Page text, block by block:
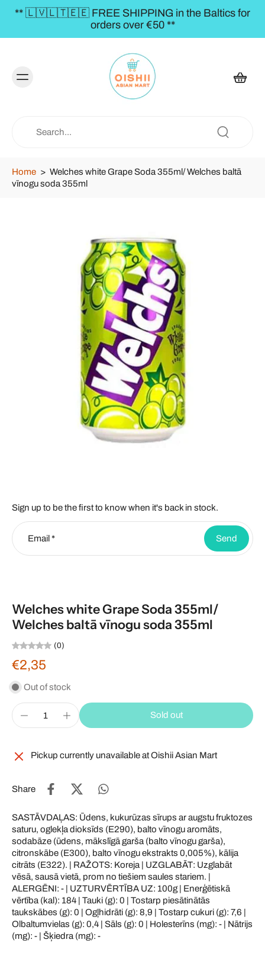
** 🇱🇻🇱🇹🇪🇪 FREE SHIPPING in the Baltics for
orders over €50 **
Home > Welches white Grape Soda 355ml/ Welches baltā
vīnogu soda 355ml
Sign up to be the first to know when it's back in stock.
Email * Send
Welches white Grape Soda 355ml/
Welches baltā vīnogu soda 355ml
(0)
€2,35
Out of stock
Sold out
Pickup currently unavailable atOishii Asian Mart
Share
SASTĀVDAĻAS: Ūdens, kukurūzas sīrups ar augstu fruktozes
saturu, oglekļa dioksīds (E290), balto vīnogu aromāts,
sodabāze (ūdens, mākslīgā garša (balto vīnogu garša),
citronskābe (E300), balto vīnogu ekstrakts 0,005%), kālija
citrāts (E322). | RAŽOTS: Koreja | UZGLABĀT: Uzglabāt
vēsā, sausā vietā, prom no tiešiem saules stariem. |
ALERGĒNI: - | UZTURVĒRTĪBA UZ: 100g | Enerģētiskā
vērtība (kal): 184 | Tauki (g): 0 | Tostarp piesātinātās
taukskābes (g): 0 | Ogļhidrāti (g): 8,9 | Tostarp cukuri (g): 7,6 |
Olbaltumvielas (g): 0,4 | Sāls (g): 0 | Holesterīns (mg): - | Nātrijs
(mg): - | Šķiedra (mg): -